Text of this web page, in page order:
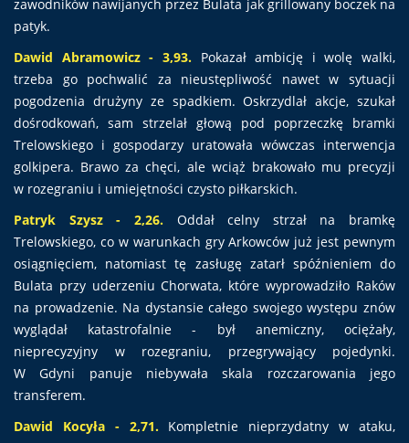
zawodników nawijanych przez Bulata jak grillowany boczek na
patyk.
Dawid Abramowicz - 3,93.Pokazał ambicję i wolę walki,
trzeba go pochwalić za nieustępliwość nawet w sytuacji
pogodzenia drużyny ze spadkiem. Oskrzydlał akcje, szukał
dośrodkowań, sam strzelał głową pod poprzeczkę bramki
Trelowskiego i gospodarzy uratowała wówczas interwencja
golkipera. Brawo za chęci, ale wciąż brakowało mu precyzji
w rozegraniu i umiejętności czysto piłkarskich.
Patryk Szysz - 2,26.Oddał celny strzał na bramkę
Trelowskiego, co w warunkach gry Arkowców już jest pewnym
osiągnięciem, natomiast tę zasługę zatarł spóźnieniem do
Bulata przy uderzeniu Chorwata, które wyprowadziło Raków
na prowadzenie. Na dystansie całego swojego występu znów
wyglądał katastrofalnie - był anemiczny, ociężały,
nieprecyzyjny w rozegraniu, przegrywający pojedynki.
W Gdyni panuje niebywała skala rozczarowania jego
transferem.
Dawid Kocyła - 2,71.Kompletnie nieprzydatny w ataku,